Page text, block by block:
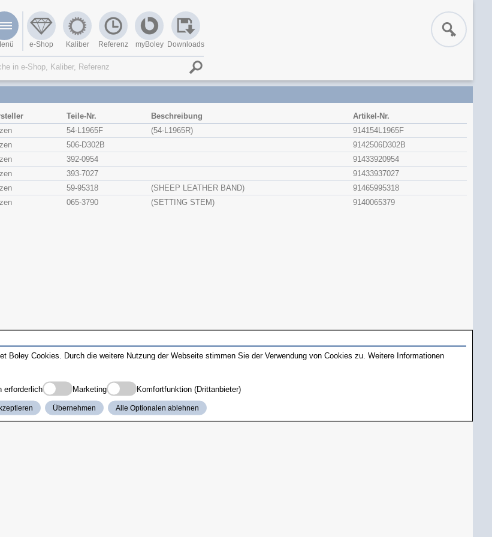
e-Shop Kaliber Referenz myBoley Downloads
Teile-Nr. Beschreibung
Artikel-Nr.
54-L1965F (54-L1965R)
914154L1965F
506-D302B
9142506D302B
392-0954
91433920954
393-7027
91433937027
59-95318 (SHEEP LEATHER BAND)
91465995318
065-3790 (SETTING STEM) 9140065379
Boley Cookies. Durch die weitere Nutzung der Webseite stimmen Sie der Verwendung von Cookies zu. Weitere Informationen
erforderlich Marketing Komfortfunktion (Drittanbieter)
Übernehmen Alle Optionalen ablehnen